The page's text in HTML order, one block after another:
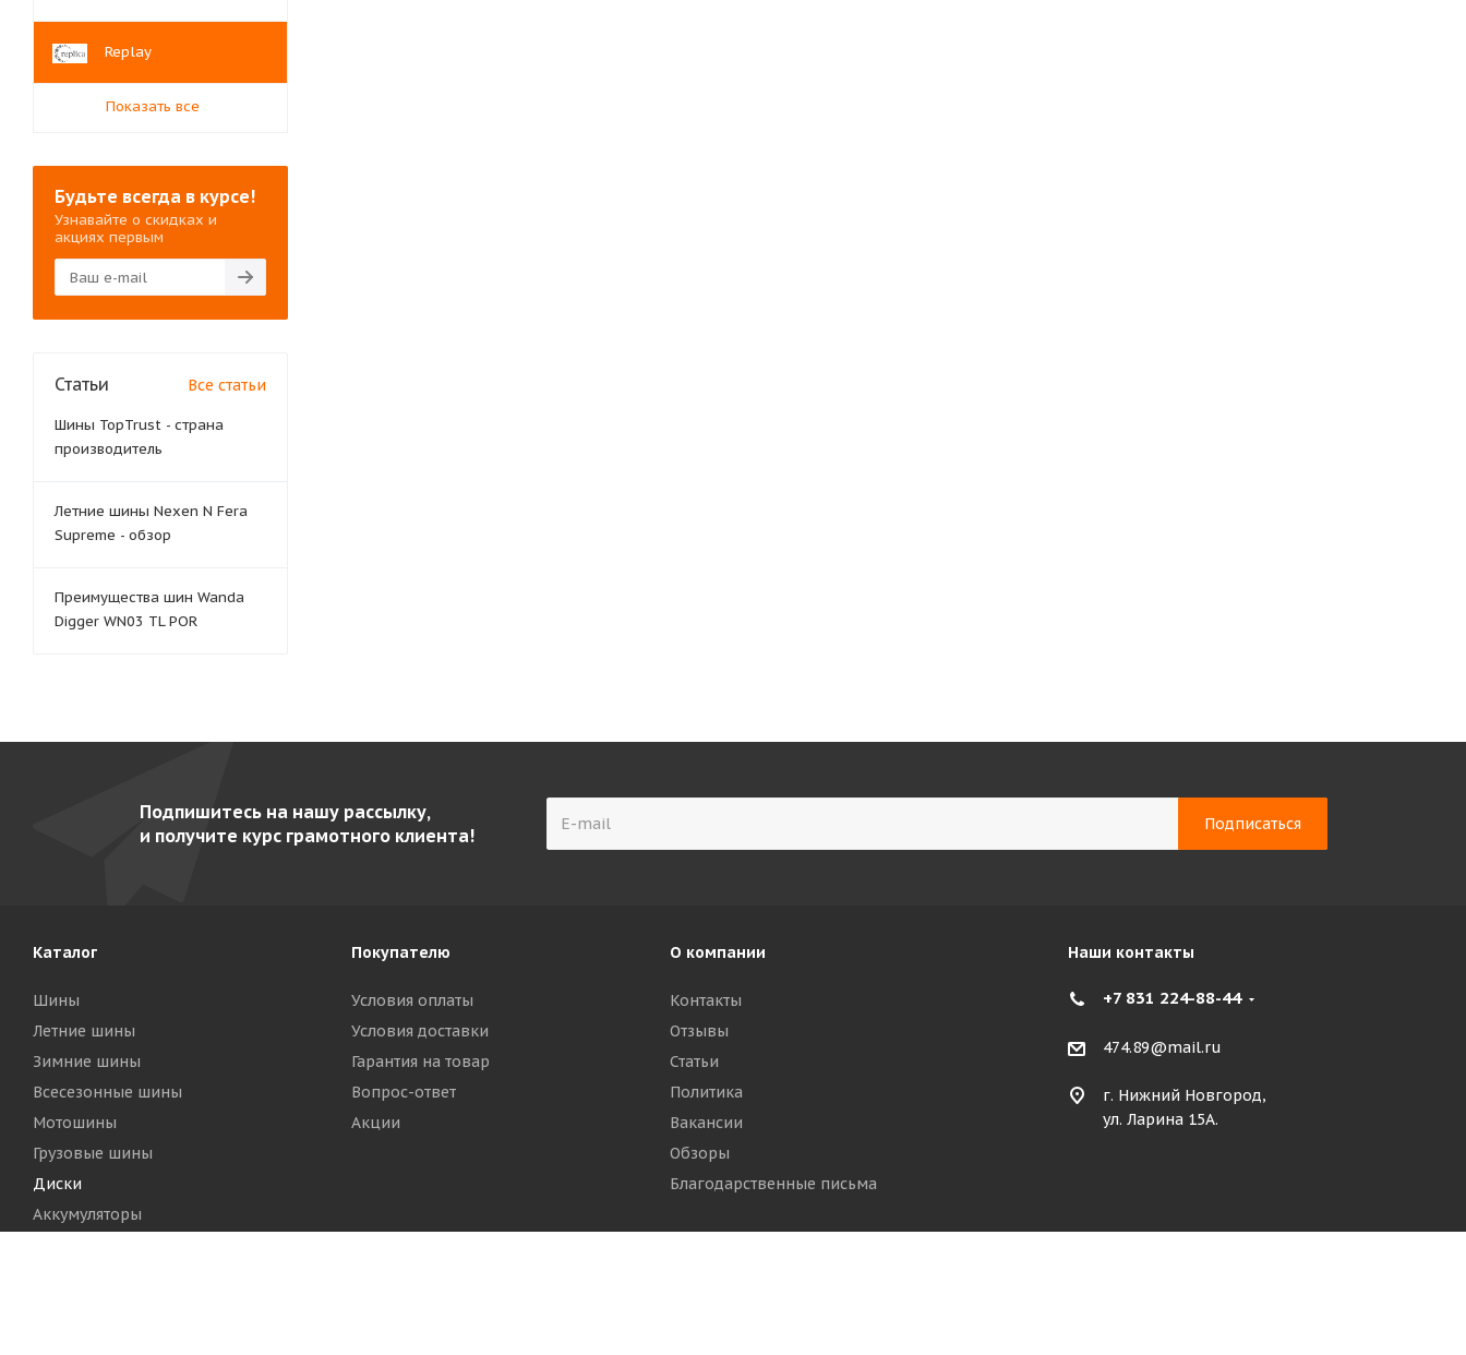
Replay
Показать все
Будьте всегда в курсе!
Узнавайте о скидках и
акциях первым
Статьи Все статьи
Шины TopTrust - страна
производитель
Летние шины Nexen N Fera
Supreme - обзор
Преимущества шин Wanda
Digger WN03 TL POR
Подпишитесь на нашу рассылку,
и получите курс грамотного клиента!
Каталог
Шины
Летние шины
Зимние шины
Всесезонные шины
Мотошины
Грузовые шины
Диски
Аккумуляторы
Покупателю
Условия оплаты
Условия доставки
Гарантия на товар
Вопрос-ответ
Акции
О компании
Контакты
Отзывы
Статьи
Политика
Вакансии
Обзоры
Благодарственные письма
Наши контакты
+7 831 224-88-44
474.89@mail.ru
г. Нижний Новгород,
ул. Ларина 15А.